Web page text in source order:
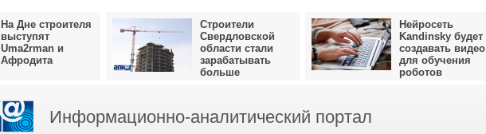
На Дне строителя
выступят
Uma2rman и
Афродита
Строители
Свердловской
области стали
зарабатывать
больше
Нейросеть
Kandinsky будет
создавать видео
для обучения
роботов
Информационно-аналитический портал